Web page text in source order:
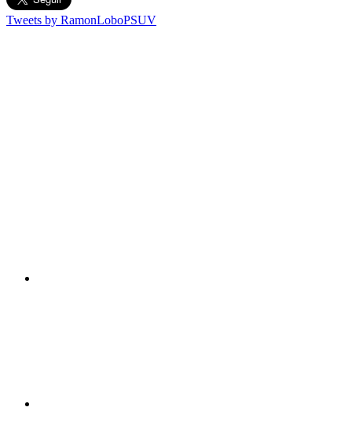
Tweets by RamonLoboPSUV